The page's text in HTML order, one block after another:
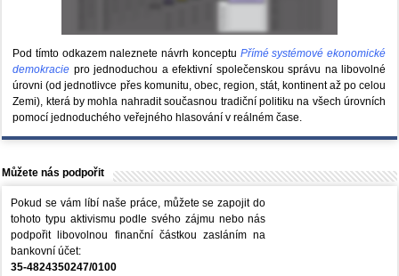
Pod tímto odkazem naleznete návrh konceptu Přímé systémové ekonomické
demokracie pro jednoduchou a efektivní společenskou správu na libovolné
úrovni (od jednotlivce přes komunitu, obec, region, stát, kontinent až po celou
Zemi), která by mohla nahradit současnou tradiční politiku na všech úrovních
pomocí jednoduchého veřejného hlasování v reálném čase.
Můžete nás podpořit
Pokud se vám líbí naše práce, můžete se zapojit do
tohoto typu aktivismu podle svého zájmu nebo nás
podpořit libovolnou finanční částkou zasláním na
bankovní účet:
35-4824350247/0100